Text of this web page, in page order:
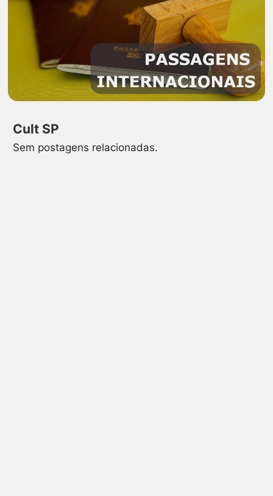
Cult SP
Sem postagens relacionadas.